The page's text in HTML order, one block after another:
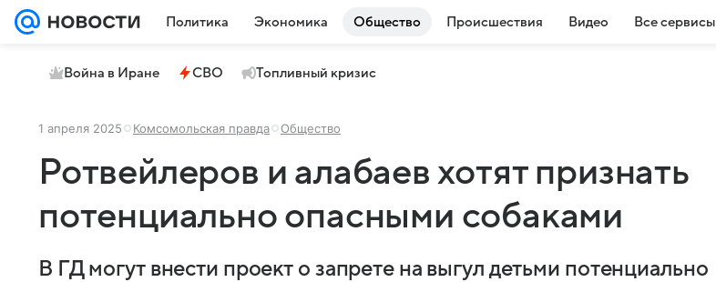
Политика Экономика Общество Происшествия Видео Все сервисы
Война в Иране СВО Топливный кризис
1 апреля 2025 Комсомольская правда Общество
Ротвейлеров и алабаев хотят признать
потенциально опасными собаками
В ГД могут внести проект о запрете на выгул детьми потенциально